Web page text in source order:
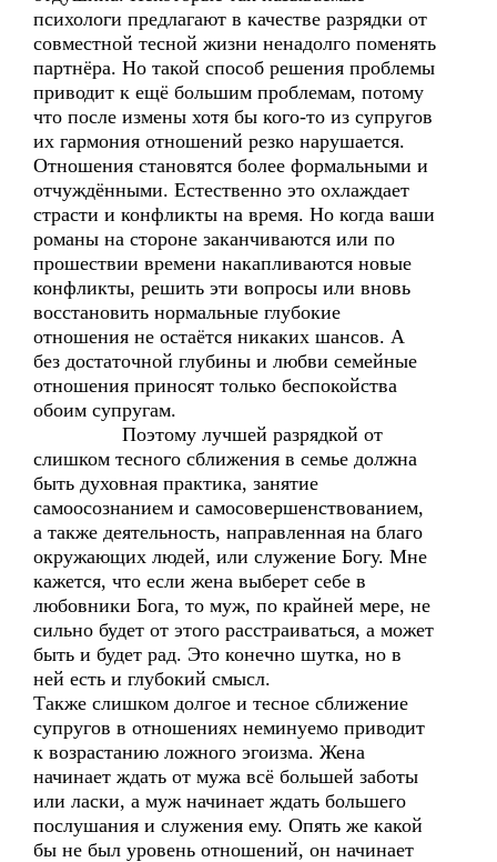
психологи предлагают в качестве разрядки от
совместной тесной жизни ненадолго поменять
партнёра. Но такой способ решения проблемы
приводит к ещё большим проблемам, потому
что после измены хотя бы кого-то из супругов
их гармония отношений резко нарушается.
Отношения становятся более формальными и
отчуждёнными. Естественно это охлаждает
страсти и конфликты на время. Но когда ваши
романы на стороне заканчиваются или по
прошествии времени накапливаются новые
конфликты, решить эти вопросы или вновь
восстановить нормальные глубокие
отношения не остаётся никаких шансов. А
без достаточной глубины и любви семейные
отношения приносят только беспокойства
обоим супругам.
Поэтому лучшей разрядкой от
слишком тесного сближения в семье должна
быть духовная практика, занятие
самоосознанием и самосовершенствованием,
а также деятельность, направленная на благо
окружающих людей, или служение Богу. Мне
кажется, что если жена выберет себе в
любовники Бога, то муж, по крайней мере, не
сильно будет от этого расстраиваться, а может
быть и будет рад. Это конечно шутка, но в
ней есть и глубокий смысл.
Также слишком долгое и тесное сближение
супругов в отношениях неминуемо приводит
к возрастанию ложного эгоизма. Жена
начинает ждать от мужа всё большей заботы
или ласки, а муж начинает ждать большего
послушания и служения ему. Опять же какой
бы не был уровень отношений, он начинает